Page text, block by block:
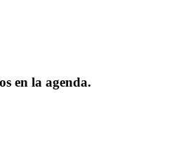
en la agenda.